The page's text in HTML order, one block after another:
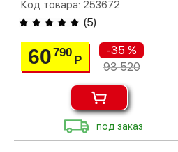
Код товара: 253672
(5)
60790
Р
-35 %
93 520
под заказ